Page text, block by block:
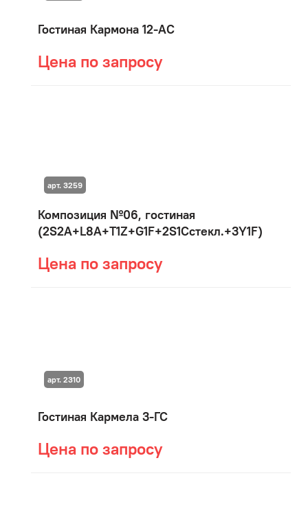
Гостиная Кармона 12-АС
Цена по запросу
Композиция №06, гостиная
(2S2A+L8A+T1Z+G1F+2S1Cстекл.+3Y1F)
Цена по запросу
арт. 3259
Гостиная Кармела 3-ГС
Цена по запросу
арт. 2310